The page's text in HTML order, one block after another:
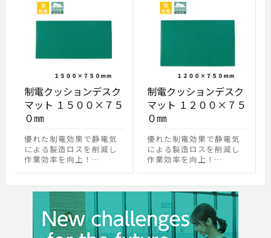
制電クッションデスク
マット １５００×７５
０㎜
優れた制電効果で静電気
による製造ロスを削減し
作業効率を向上！…
制電クッションデスク
マット １２００×７５
０㎜
優れた制電効果で静電気
による製造ロスを削減し
作業効率を向上！…